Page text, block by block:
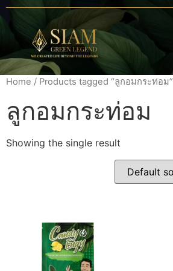
Home / Products tagged “ลูกอมกระท่อม”
ลูกอมกระท่อม
Showing the single result